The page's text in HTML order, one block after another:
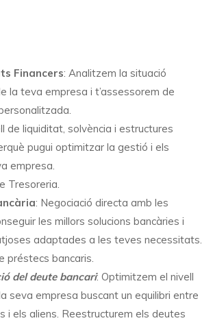
Financers: Analitzem la situació
la teva empresa i t’assessorem de
de liquiditat, solvència i estructures
pugui optimitzar la gestió i els
empresa.
Tresoreria.
: Negociació directa amb les
les millors solucions bancàries i
adaptades a les teves necessitats.
préstecs bancaris.
del deute bancari: Optimitzem el nivell
seva empresa buscant un equilibri entre
i els aliens. Reestructurem els deutes